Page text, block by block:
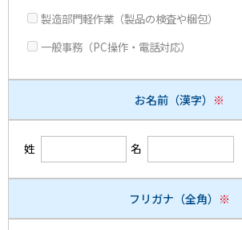
製造部門軽作業（製品の検査や梱包）
一般事務（PC操作・電話対応）
お名前（漢字） ※
姓 名
フリガナ（全角） ※